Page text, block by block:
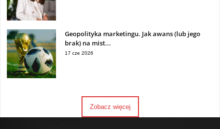
Geopolityka marketingu. Jak awans (lub jego
brak) na mist...
17 cze 2026
Zobacz więcej